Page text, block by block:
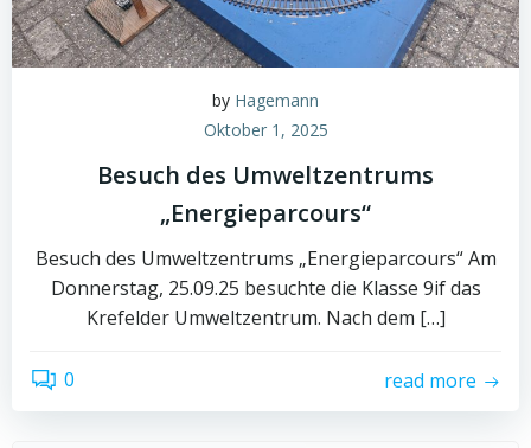
by Hagemann
Oktober 1, 2025
Besuch des Umweltzentrums
„Energieparcours“
Besuch des Umweltzentrums „Energieparcours“ Am
Donnerstag, 25.09.25 besuchte die Klasse 9if das
Krefelder Umweltzentrum. Nach dem […]
0 read more